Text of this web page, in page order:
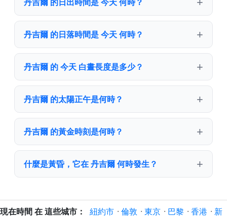
丹吉爾 的日落時間是 今天 何時？
丹吉爾 的 今天 白晝長度是多少？
丹吉爾 的太陽正午是何時？
丹吉爾 的黃金時刻是何時？
什麼是黃昏，它在 丹吉爾 何時發生？
現在時間 在 這些城市： 紐約市 · 倫敦 · 東京 · 巴黎 · 香港 · 新